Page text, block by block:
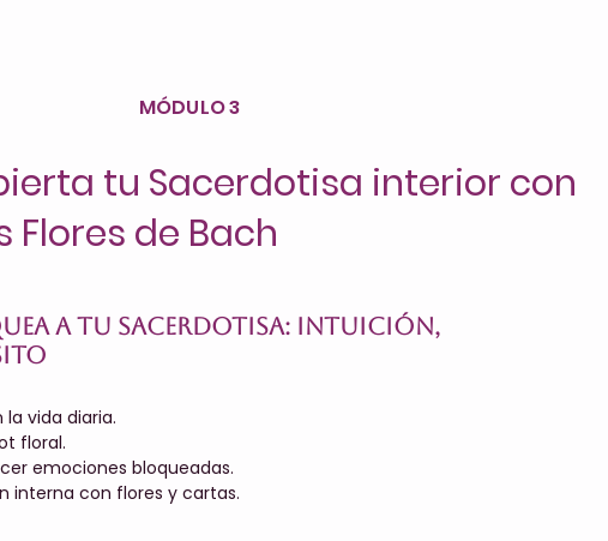
MÓDULO 3
tu Sacerdotisa interior con
Flores de Bach
a Tu Sacerdotisa: Intuición,
vida diaria.
floral.
emociones bloqueadas.
interna con flores y cartas.